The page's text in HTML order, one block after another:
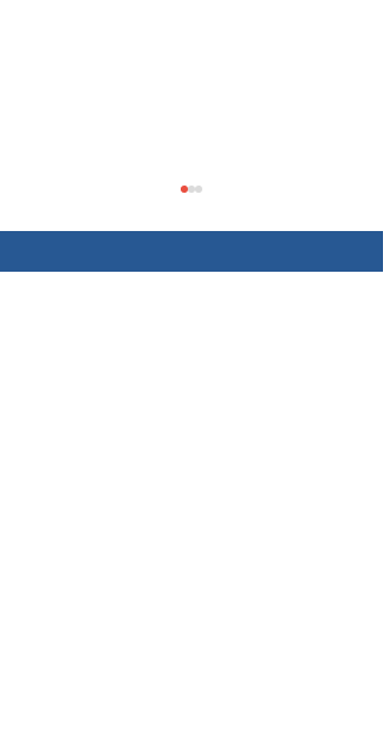
Restiamo in contatto